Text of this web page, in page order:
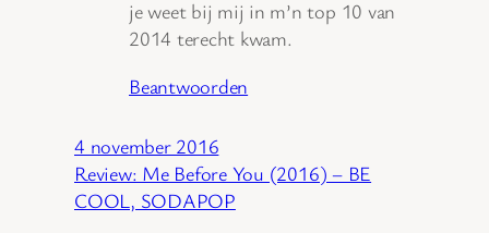
je weet bij mij in m’n top 10 van
2014 terecht kwam.
Beantwoorden
4 november 2016
Review: Me Before You (2016) – BE
COOL, SODAPOP